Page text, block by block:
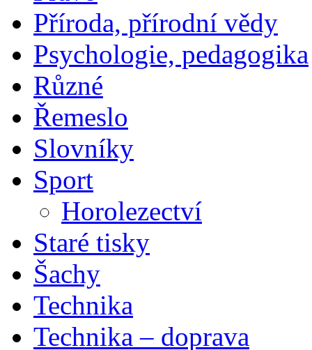
Příroda, přírodní vědy
Psychologie, pedagogika
Různé
Řemeslo
Slovníky
Sport
Horolezectví
Staré tisky
Šachy
Technika
Technika – doprava